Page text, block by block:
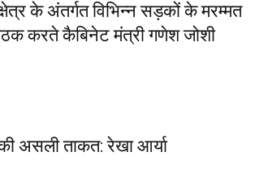
के अंतर्गत विभिन्न सड़कों के मरम्मत
करते कैबिनेट मंत्री गणेश जोशी
असली ताकत: रेखा आर्या